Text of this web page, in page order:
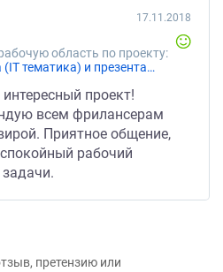
область по проекту:
«Перевод Бизнес-плана (IT тематика) и презентации по нему на английский язык. В сумме около 19 000 слов (20 страниц)»
17.11.2018
проект!
всем фрилансерам
Приятное общение,
рабочий
задачи.
претензию или